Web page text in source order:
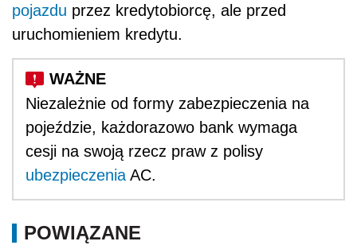
pojazdu przez kredytobiorcę, ale przed
uruchomieniem kredytu.
Niezależnie od formy zabezpieczenia na
pojeździe, każdorazowo bank wymaga
cesji na swoją rzecz praw z polisy
ubezpieczenia AC.
POWIĄZANE